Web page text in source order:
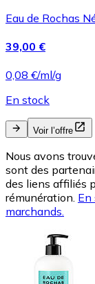
Eau de Rochas
39,00 €
0,08 €/ml/g
En stock
Voir l’offre
Nous avons
sont des
des liens affiliés
rémunération. En
marchands.